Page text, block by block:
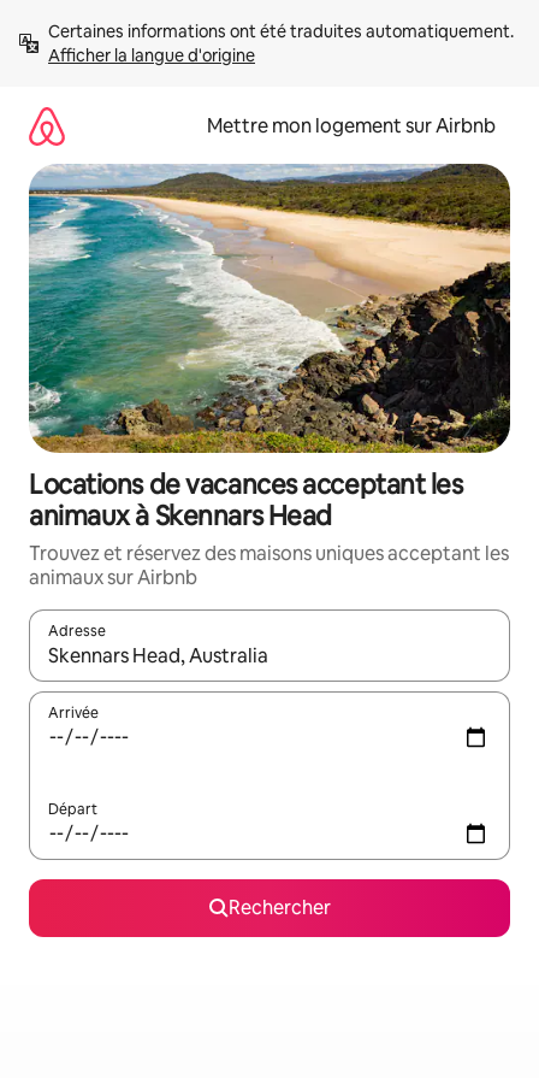
directement
Afficher la langue d'origine
Mettre mon logement sur Airbnb
Locations de vacances acceptant les
animaux à Skennars Head
Trouvez et réservez des maisons uniques acceptant les
animaux sur Airbnb
Adresse
Lorsque les résultats s'affichent, utilisez les flèches vers le
Arrivée
Départ
Rechercher